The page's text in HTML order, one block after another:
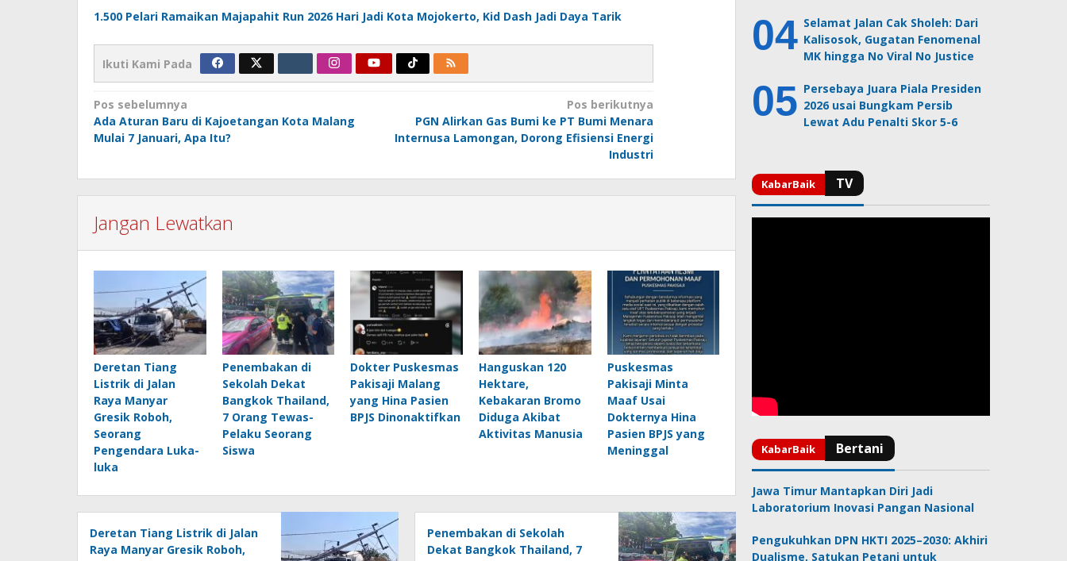
1.500 Pelari Ramaikan Majapahit Run 2026 Hari Jadi Kota Mojokerto, Kid Dash Jadi Daya Tarik
Ikuti Kami Pada
Navigasi
pos
Pos sebelumnya
Ada Aturan Baru di Kajoetangan Kota Malang
Mulai 7 Januari, Apa Itu?
Pos berikutnya
PGN Alirkan Gas Bumi ke PT Bumi Menara
Internusa Lamongan, Dorong Efisiensi Energi
Industri
Jangan Lewatkan
Deretan Tiang
Listrik di Jalan
Raya Manyar
Gresik Roboh,
Seorang
Pengendara Luka-
luka
Penembakan di
Sekolah Dekat
Bangkok Thailand,
7 Orang Tewas-
Pelaku Seorang
Siswa
Dokter Puskesmas
Pakisaji Malang
yang Hina Pasien
BPJS Dinonaktifkan
Hanguskan 120
Hektare,
Kebakaran Bromo
Diduga Akibat
Aktivitas Manusia
Puskesmas
Pakisaji Minta
Maaf Usai
Dokternya Hina
Pasien BPJS yang
Meninggal
Deretan Tiang Listrik di Jalan
Raya Manyar Gresik Roboh,
Penembakan di Sekolah
Dekat Bangkok Thailand, 7
Selamat Jalan Cak Sholeh: Dari
Kalisosok, Gugatan Fenomenal
MK hingga No Viral No Justice
Persebaya Juara Piala Presiden
2026 usai Bungkam Persib
Lewat Adu Penalti Skor 5-6
Jawa Timur Mantapkan Diri Jadi
Laboratorium Inovasi Pangan Nasional
Pengukuhkan DPN HKTI 2025–2030: Akhiri
Dualisme, Satukan Petani untuk